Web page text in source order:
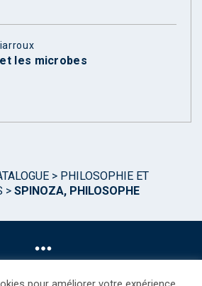
les microbes
> PHILOSOPHIE ET
> SPINOZA, PHILOSOPHE